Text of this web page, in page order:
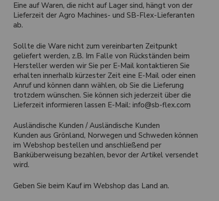
Eine auf Waren, die nicht auf Lager sind, hängt von der
Lieferzeit der Agro Machines- und SB-Flex-Lieferanten
ab.
Sollte die Ware nicht zum vereinbarten Zeitpunkt
geliefert werden, z.B. Im Falle von Rückständen beim
Hersteller werden wir Sie per E-Mail kontaktieren Sie
erhalten innerhalb kürzester Zeit eine E-Mail oder einen
Anruf und können dann wählen, ob Sie die Lieferung
trotzdem wünschen. Sie können sich jederzeit über die
Lieferzeit informieren lassen E-Mail: info@sb-flex.com
Ausländische Kunden / Ausländische Kunden
Kunden aus Grönland, Norwegen und Schweden können
im Webshop bestellen und anschließend per
Banküberweisung bezahlen, bevor der Artikel versendet
wird.
Geben Sie beim Kauf im Webshop das Land an.